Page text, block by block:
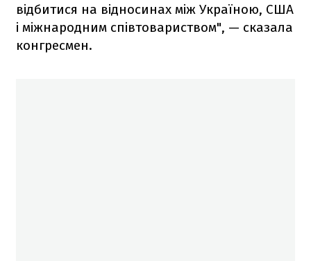
відбитися на відносинах між Україною, США
і міжнародним співтовариством", — сказала
конгресмен.